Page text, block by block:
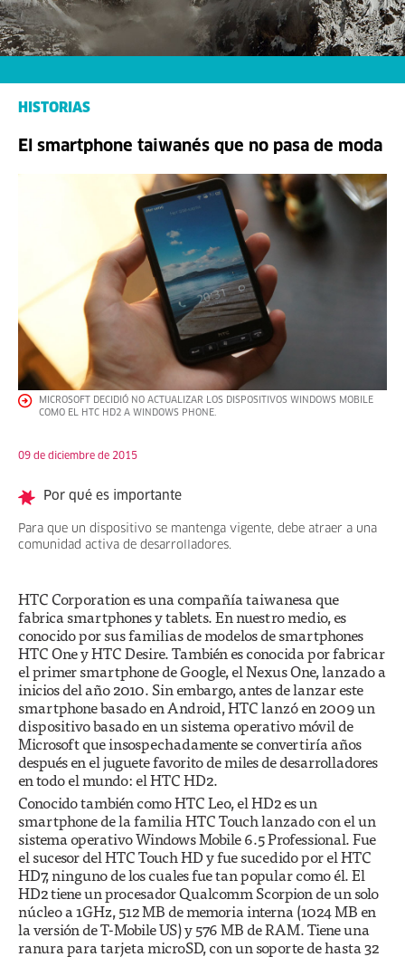
HISTORIAS
El smartphone taiwanés que no pasa de moda
MICROSOFT DECIDIÓ NO ACTUALIZAR LOS DISPOSITIVOS WINDOWS MOBILE
COMO EL HTC HD2 A WINDOWS PHONE.
09 de diciembre de 2015
Por qué es importante
Para que un dispositivo se mantenga vigente, debe atraer a una
comunidad activa de desarrolladores.
HTC Corporation es una compañía taiwanesa que
fabrica smartphones y tablets. En nuestro medio, es
conocido por sus familias de modelos de smartphones
HTC One y HTC Desire. También es conocida por fabricar
el primer smartphone de Google, el Nexus One, lanzado a
inicios del año 2010. Sin embargo, antes de lanzar este
smartphone basado en Android, HTC lanzó en 2009 un
dispositivo basado en un sistema operativo móvil de
Microsoft que insospechadamente se convertiría años
después en el juguete favorito de miles de desarrolladores
en todo el mundo: el HTC HD2.
Conocido también como HTC Leo, el HD2 es un
smartphone de la familia HTC Touch lanzado con el un
sistema operativo Windows Mobile 6.5 Professional. Fue
el sucesor del HTC Touch HD y fue sucedido por el HTC
HD7, ninguno de los cuales fue tan popular como él. El
HD2 tiene un procesador Qualcomm Scorpion de un solo
núcleo a 1GHz, 512 MB de memoria interna (1024 MB en
la versión de T-Mobile US) y 576 MB de RAM. Tiene una
ranura para tarjeta microSD, con un soporte de hasta 32